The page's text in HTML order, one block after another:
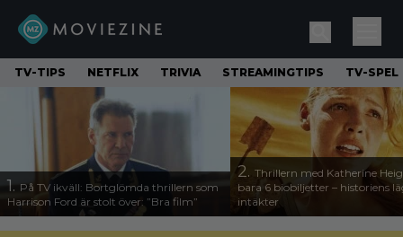
TV-TIPS NETFLIX TRIVIA STREAMINGTIPS TV-SPEL
1. På TV ikväll: Bortglömda thrillern som
Harrison Ford är stolt över: ”Bra film”
2. Thrillern med Katherine
bara 6 biobiljetter – historiens
intäkter